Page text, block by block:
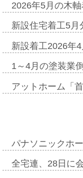
2026年5月の木
新設住宅着工5
新設着工2026年
1～4月の塗装業
アットホーム「
パナソニックホ
全宅連、28日に